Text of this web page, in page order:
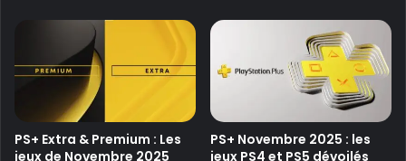
PS+ Extra & Premium : Les
jeux de Novembre 2025
PS+ Novembre 2025 : les
jeux PS4 et PS5 dévoilés